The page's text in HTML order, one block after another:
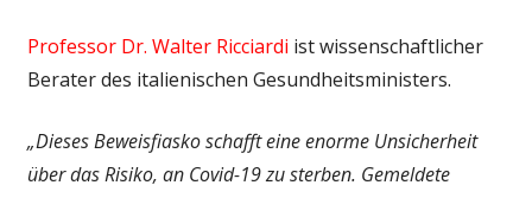
Professor Dr. Walter Ricciardi ist wissenschaftlicher
Berater des italienischen Gesund­heits­ministers.
„Dieses Beweisfiasko schafft eine enorme Unsicherheit
über das Risiko, an Covid-19 zu sterben. Gemeldete